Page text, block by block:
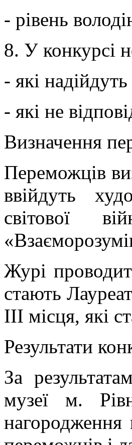
- рівень
8. У конкурсі
- які
- які не
Визначення
Переможців
ввійдуть
світової
Журі
стають
ІІІ місця, які
Результати
За
музеї м.